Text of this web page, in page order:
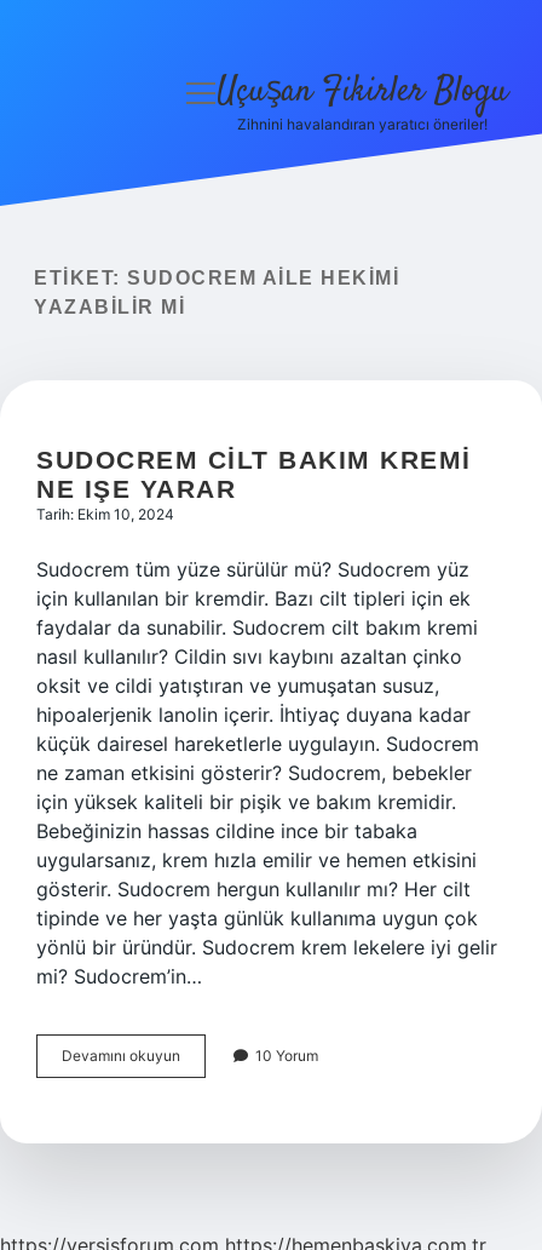
Yasal Uyarı
menüyü
Uçuşan Fikirler Blogu
Zihnini havalandıran yaratıcı öneriler!
ETIKET: SUDOCREM AILE HEKIMI
YAZABILIR MI
SUDOCREM CILT BAKIM KREMI
NE IŞE YARAR
Tarih: Ekim 10, 2024
Sudocrem tüm yüze sürülür mü? Sudocrem yüz
için kullanılan bir kremdir. Bazı cilt tipleri için ek
faydalar da sunabilir. Sudocrem cilt bakım kremi
nasıl kullanılır? Cildin sıvı kaybını azaltan çinko
oksit ve cildi yatıştıran ve yumuşatan susuz,
hipoalerjenik lanolin içerir. İhtiyaç duyana kadar
küçük dairesel hareketlerle uygulayın. Sudocrem
ne zaman etkisini gösterir? Sudocrem, bebekler
için yüksek kaliteli bir pişik ve bakım kremidir.
Bebeğinizin hassas cildine ince bir tabaka
uygularsanız, krem ​​hızla emilir ve hemen etkisini
gösterir. Sudocrem hergun kullanılır mı? Her cilt
tipinde ve her yaşta günlük kullanıma uygun çok
yönlü bir üründür. Sudocrem krem lekelere iyi gelir
mi? Sudocrem’in…
Devamını okuyun Sudocrem
Cilt
Ne
10 Yorum
https://versisforum.com https://hemenbaskiya.com.tr